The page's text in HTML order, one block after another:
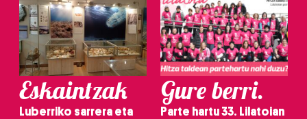
Eskaintzak
Luberriko sarrera eta
Gure berri.
Parte hartu 33. Lilatoian